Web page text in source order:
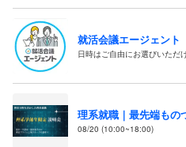
就活会議エージェント
日時はご自由にお選びいただ
理系就職｜最先端もの
08/20 (10:00~18:00)